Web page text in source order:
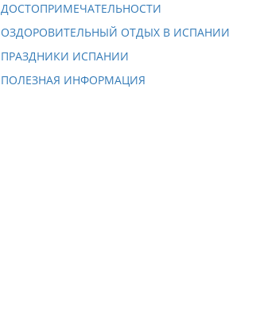
ДОСТОПРИМЕЧАТЕЛЬНОСТИ
ОЗДОРОВИТЕЛЬНЫЙ ОТДЫХ В ИСПАНИИ
ПРАЗДНИКИ ИСПАНИИ
ПОЛЕЗНАЯ ИНФОРМАЦИЯ